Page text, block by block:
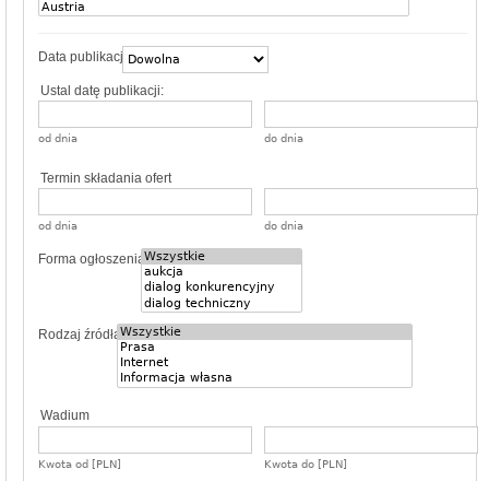
Data publikacji
Ustal datę publikacji:
od dnia do dnia
Termin składania ofert
od dnia do dnia
Forma ogłoszenia
Rodzaj źródła
Wadium
Kwota od [PLN] Kwota do [PLN]